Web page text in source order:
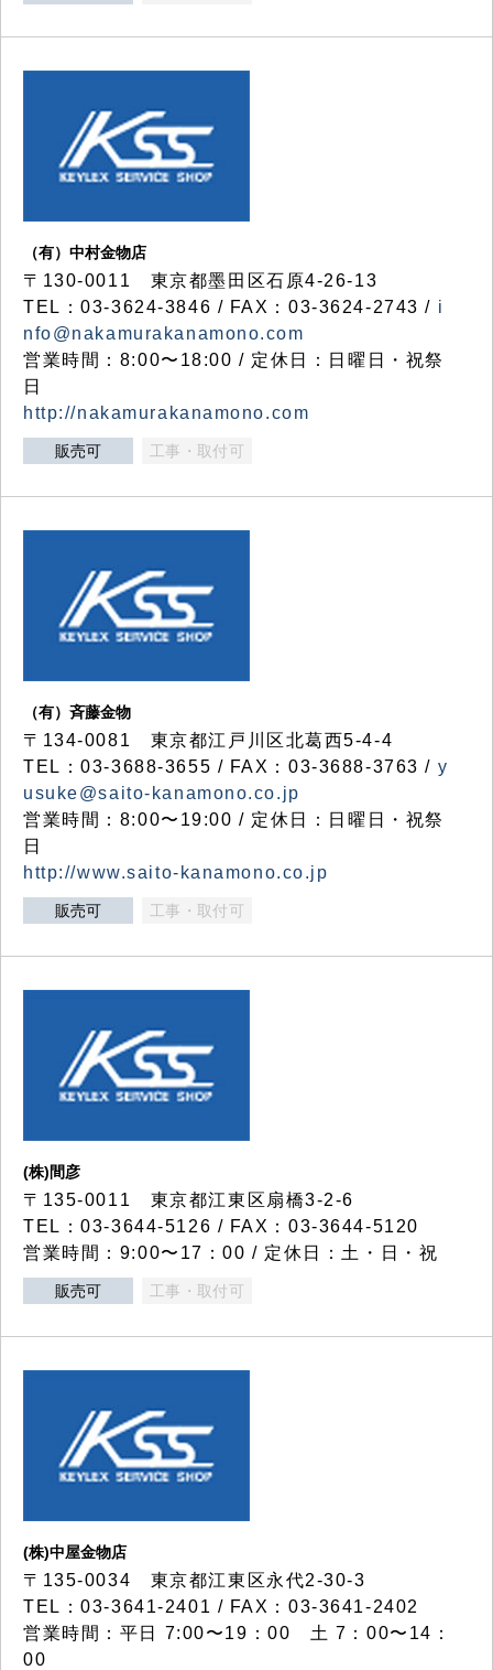
（有）中村金物店
〒130-0011 東京都墨田区石原4-26-13
TEL：03-3624-3846 / FAX：03-3624-2743 / i
nfo@nakamurakanamono.com
営業時間：8:00〜18:00 / 定休日：日曜日・祝祭
日
http://nakamurakanamono.com
販売可 工事・取付可
（有）斉藤金物
〒134-0081 東京都江戸川区北葛西5-4-4
TEL：03-3688-3655 / FAX：03-3688-3763 / y
usuke@saito-kanamono.co.jp
営業時間：8:00〜19:00 / 定休日：日曜日・祝祭
日
http://www.saito-kanamono.co.jp
販売可 工事・取付可
(株)間彦
〒135-0011 東京都江東区扇橋3-2-6
TEL：03-3644-5126 / FAX：03-3644-5120
営業時間：9:00〜17：00 / 定休日：土・日・祝
販売可 工事・取付可
(株)中屋金物店
〒135-0034 東京都江東区永代2-30-3
TEL：03-3641-2401 / FAX：03-3641-2402
営業時間：平日 7:00〜19：00 土 7：00〜14：
00